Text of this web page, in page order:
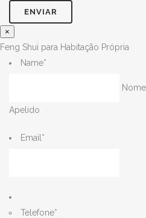
×
Feng Shui para Habitação Própria
Name*
Nome
Apelido
Email *
Telefone*